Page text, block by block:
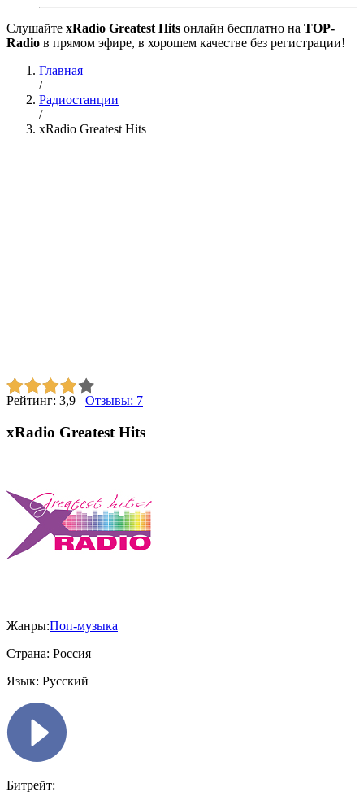
Cлушайте xRadio Greatest Hits онлайн бесплатно на TOP-
Radio в прямом эфире, в хорошем качестве без регистрации!
Главная
/
Радиостанции
/
xRadio Greatest Hits
Рейтинг: 3,9 Отзывы: 7
xRadio Greatest Hits
Жанры:Поп-музыка
Страна: Россия
Язык: Русский
Битрейт: